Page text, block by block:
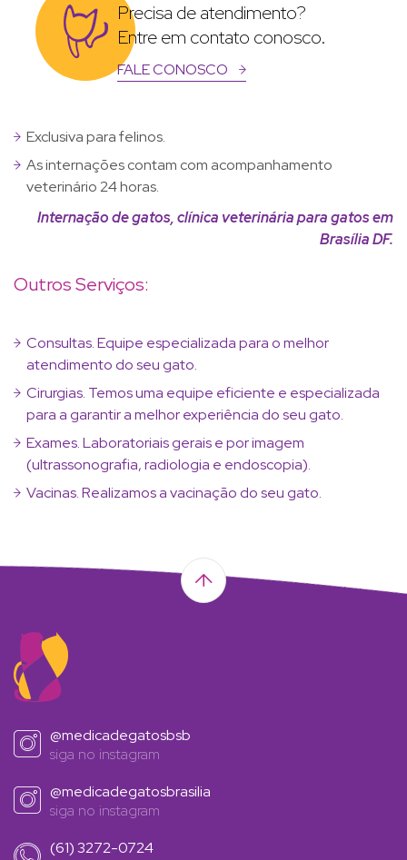
Precisa de atendimento?
Entre em contato conosco.
FALE CONOSCO
Exclusiva para felinos.
As internações contam com acompanhamento
veterinário 24 horas.
Internação de gatos, clínica veterinária para gatos em
Brasília DF.
Outros Serviços:
Consultas. Equipe especializada para o melhor
atendimento do seu gato.
Cirurgias. Temos uma equipe eficiente e especializada
para a garantir a melhor experiência do seu gato.
Exames. Laboratoriais gerais e por imagem
(ultrassonografia, radiologia e endoscopia).
Vacinas. Realizamos a vacinação do seu gato.
@medicadegatosbsb
siga no instagram
@medicadegatosbrasilia
siga no instagram
(61) 3272-0724